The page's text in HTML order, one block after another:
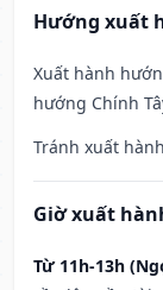
Hướng xuất
Xuất hành
hướng Chính
Tránh xuất
Giờ xuất
Từ 11h-13h